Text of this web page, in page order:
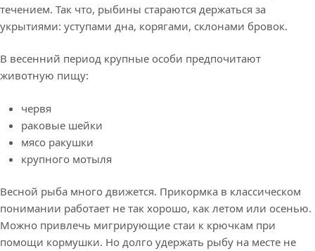
течением. Так что, рыбины стараются держаться за
укрытиями: уступами дна, корягами, склонами бровок.
В весенний период крупные особи предпочитают
животную пищу:
червя
раковые шейки
мясо ракушки
крупного мотыля
Весной рыба много движется. Прикормка в классическом
понимании работает не так хорошо, как летом или осенью.
Можно привлечь мигрирующие стаи к крючкам при
помощи кормушки. Но долго удержать рыбу на месте не